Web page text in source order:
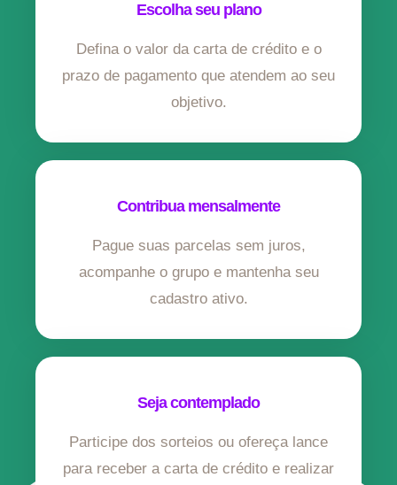
Escolha seu plano
Defina o valor da carta de crédito e o
prazo de pagamento que atendem ao seu
objetivo.
Contribua mensalmente
Pague suas parcelas sem juros,
acompanhe o grupo e mantenha seu
cadastro ativo.
Seja contemplado
Participe dos sorteios ou ofereça lance
para receber a carta de crédito e realizar